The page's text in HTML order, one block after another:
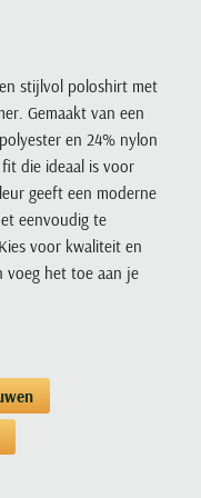
stijlvol poloshirt met
Gemaakt van een
en 24% nylon
die ideaal is voor
geeft een moderne
eenvoudig te
voor kwaliteit en
voeg het toe aan je